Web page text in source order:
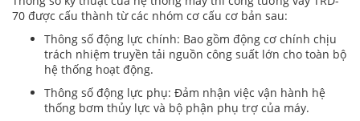
70 được cấu thành từ các nhóm cơ cấu cơ bản sau:
Thông số động lực chính: Bao gồm động cơ chính chịu
trách nhiệm truyền tải nguồn công suất lớn cho toàn bộ
hệ thống hoạt động.
Thông số động lực phụ: Đảm nhận việc vận hành hệ
thống bơm thủy lực và bộ phận phụ trợ của máy.